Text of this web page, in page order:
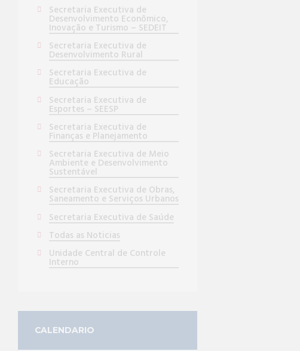
Secretaria Executiva de
Desenvolvimento Econômico,
Inovação e Turismo – SEDEIT
Secretaria Executiva de
Desenvolvimento Rural
Secretaria Executiva de
Educação
Secretaria Executiva de
Esportes – SEESP
Secretaria Executiva de
Finanças e Planejamento
Secretaria Executiva de Meio
Ambiente e Desenvolvimento
Sustentável
Secretaria Executiva de Obras,
Saneamento e Serviços Urbanos
Secretaria Executiva de Saúde
Todas as Noticias
Unidade Central de Controle
Interno
CALENDARIO